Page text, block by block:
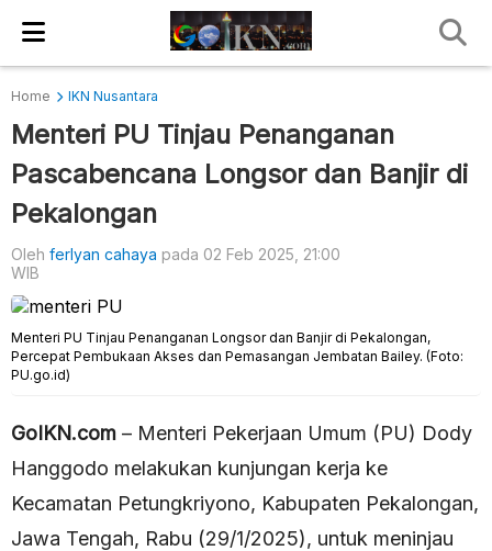
Home IKN Nusantara
Menteri PU Tinjau Penanganan
Pascabencana Longsor dan Banjir di
Pekalongan
Oleh ferlyan cahaya pada 02 Feb 2025, 21:00
WIB
Menteri PU Tinjau Penanganan Longsor dan Banjir di Pekalongan,
Percepat Pembukaan Akses dan Pemasangan Jembatan Bailey. (Foto:
PU.go.id)
GoIKN.com – Menteri Pekerjaan Umum (PU) Dody
Hanggodo melakukan kunjungan kerja ke
Kecamatan Petungkriyono, Kabupaten Pekalongan,
Jawa Tengah, Rabu (29/1/2025), untuk meninjau